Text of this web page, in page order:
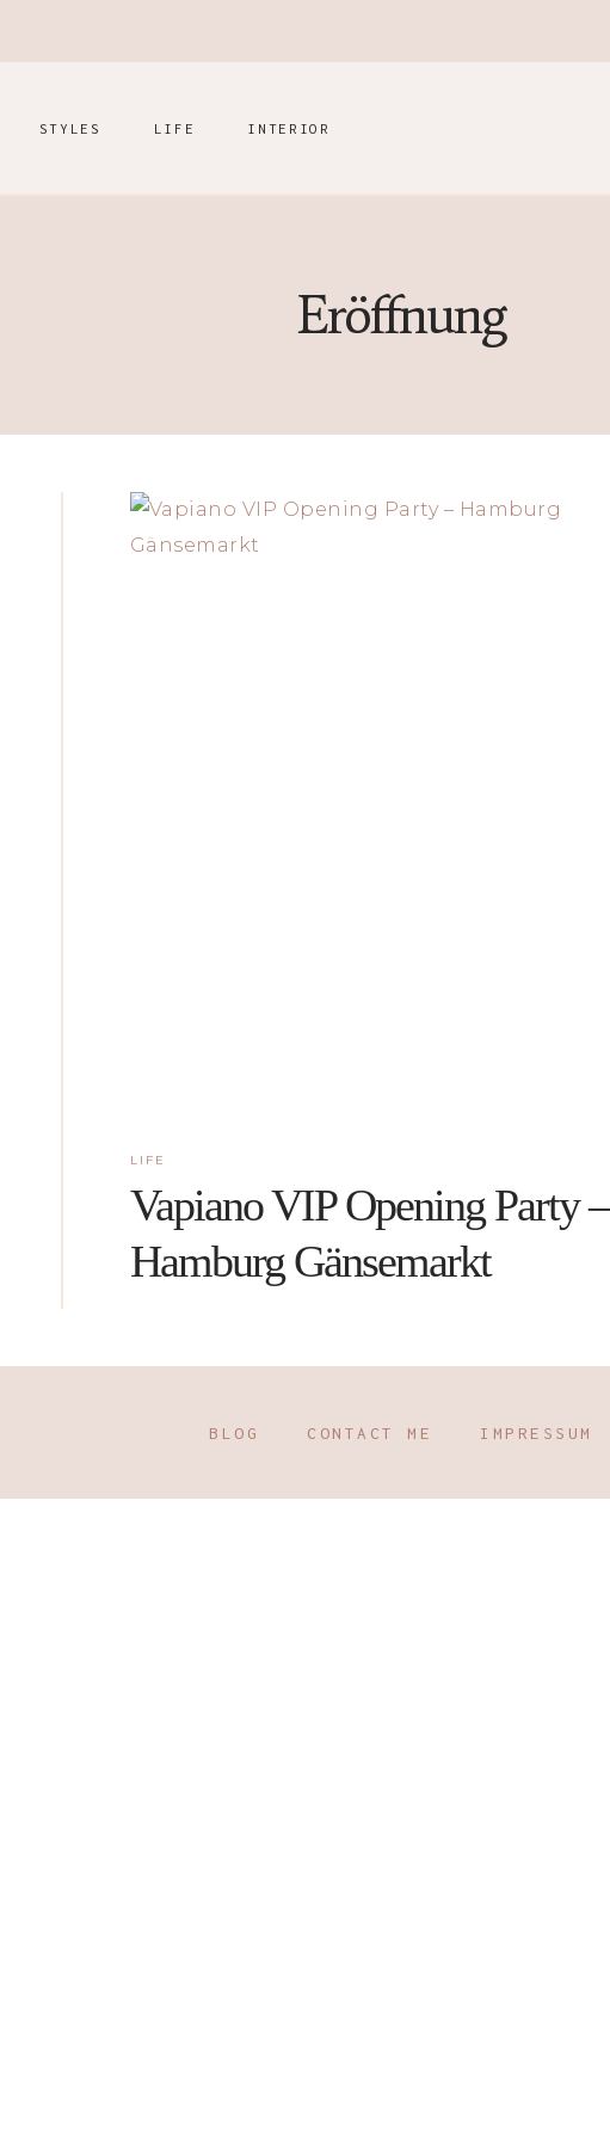
STYLES LIFE INTERIOR
Eröffnung
LIFE
Vapiano VIP Opening Party –
Hamburg Gänsemarkt
BLOG CONTACT ME IMPRESSUM